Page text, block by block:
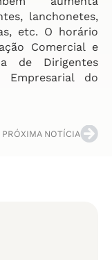
lanchonetes,
etc. O horário
Comercial e
de Dirigentes
do
PRÓXIMA NOTÍCIA